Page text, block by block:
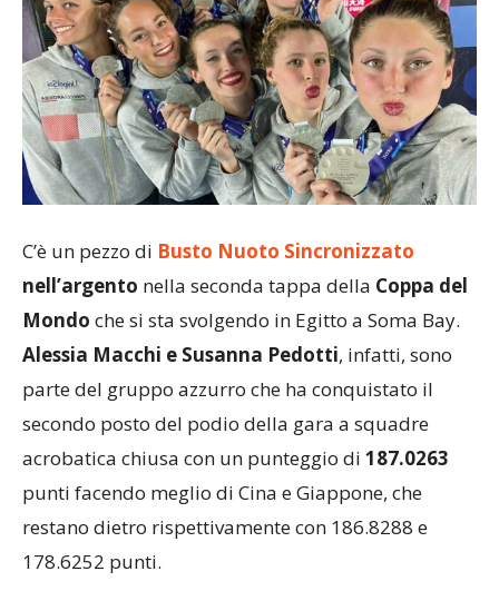
C’è un pezzo di Busto Nuoto Sincronizzato
nell’argento nella seconda tappa della Coppa del
Mondo che si sta svolgendo in Egitto a Soma Bay.
Alessia Macchi e Susanna Pedotti, infatti, sono
parte del gruppo azzurro che ha conquistato il
secondo posto del podio della gara a squadre
acrobatica chiusa con un punteggio di 187.0263
punti facendo meglio di Cina e Giappone, che
restano dietro rispettivamente con 186.8288 e
178.6252 punti.